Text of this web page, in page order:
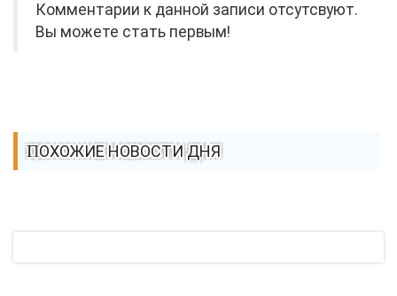
Комментарии к данной записи отсутсвуют.
Вы можете стать первым!
ПОХОЖИЕ НОВОСТИ ДНЯ